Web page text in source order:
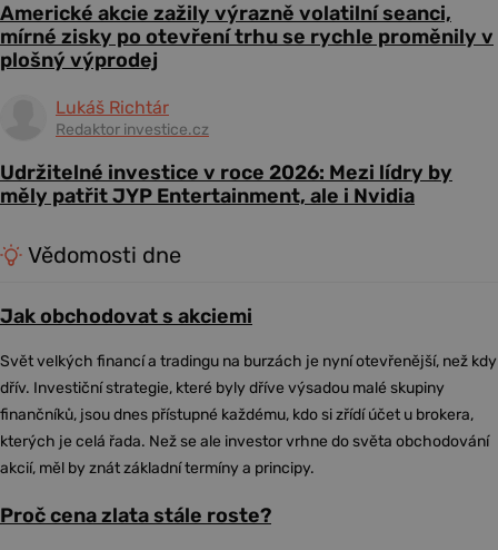
Americké akcie zažily výrazně volatilní seanci,
mírné zisky po otevření trhu se rychle proměnily v
plošný výprodej
Lukáš Richtár
Redaktor investice.cz
Udržitelné investice v roce 2026: Mezi lídry by
měly patřit JYP Entertainment, ale i Nvidia
Vědomosti dne
Jak obchodovat s akciemi
Svět velkých financí a tradingu na burzách je nyní otevřenější, než kdy
dřív. Investiční strategie, které byly dříve výsadou malé skupiny
finančníků, jsou dnes přístupné každému, kdo si zřídí účet u brokera,
kterých je celá řada. Než se ale investor vrhne do světa obchodování
akcií, měl by znát základní termíny a principy.
Proč cena zlata stále roste?